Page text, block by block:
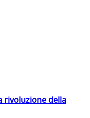
rivoluzione della